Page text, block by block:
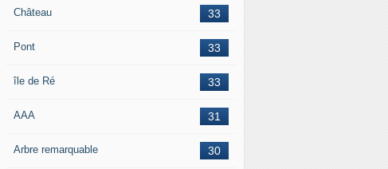
33
Château
33
Pont
33
île de Ré
31
AAA
30
Arbre remarquable